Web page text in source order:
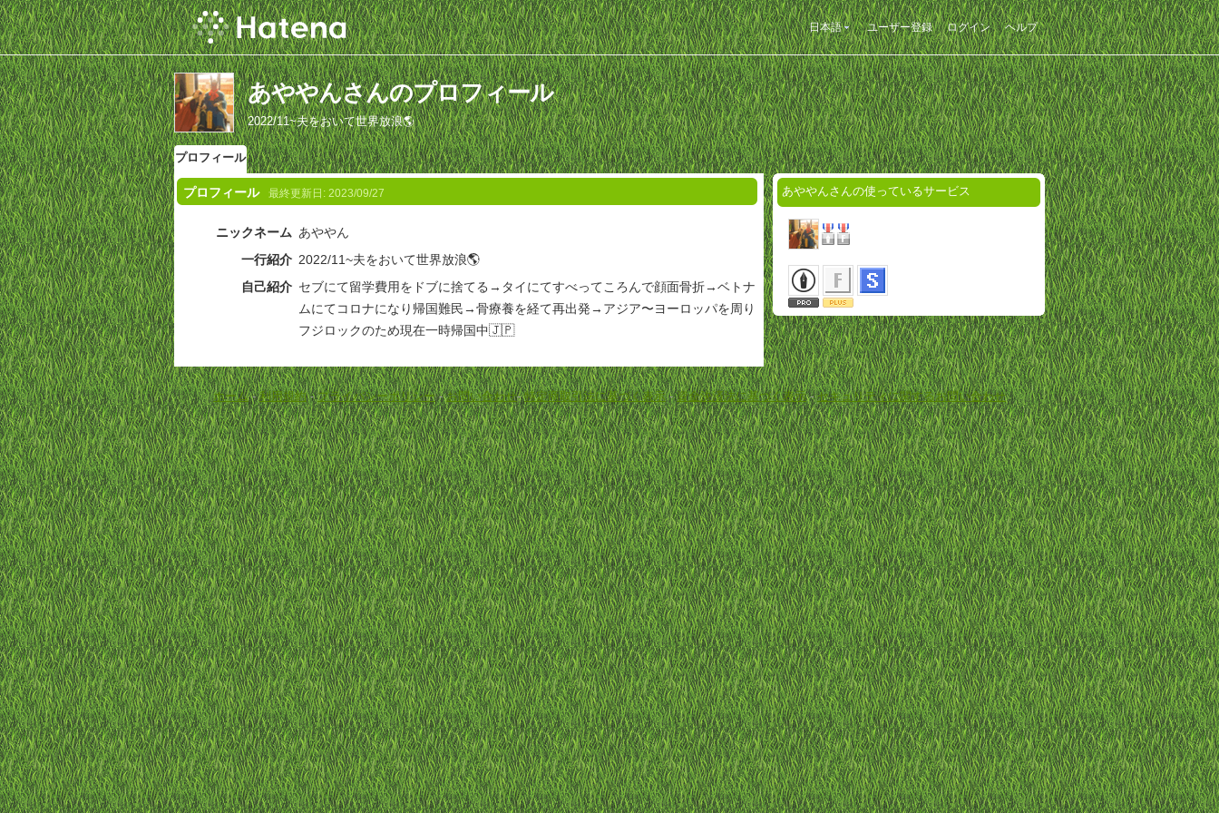
日本語 ユーザー登録 ログイン ヘルプ
あややんさんのプロフィール
2022/11~夫をおいて世界放浪🌎
プロフィール
プロフィール 最終更新日: 2023/09/27
ニックネーム あややん
一行紹介 2022/11~夫をおいて世界放浪🌎
自己紹介 セブにて留学費用をドブに捨てる→タイにてすべってころんで顔面骨折→ベトナ
ムにてコロナになり帰国難民→骨療養を経て再出発→アジア〜ヨーロッパを周り
フジロックのため現在一時帰国中🇯🇵
あややんさんの使っているサービス
ホーム-利用規約-プライバシーポリシー-お問い合わせ-特定商取引法に基づく表示-資金決済法に基づく表示-セキュリティに関するお問い合わせ